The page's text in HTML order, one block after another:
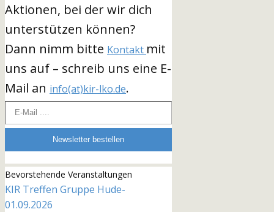
Aktionen, bei der wir dich
unterstützen können?
Dann nimm bitte Kontakt mit
uns auf – schreib uns eine E-
Mail an info(at)kir-lko.de.
E-Mail ....
Newsletter bestellen
Bevorstehende Veranstaltungen
KIR Treffen Gruppe Hude-
01.09.2026